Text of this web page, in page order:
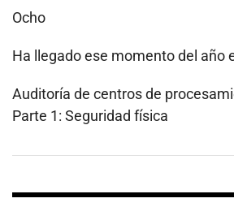
Ocho
Ha llegado ese momento del año
Auditoría de centros de
Parte 1: Seguridad física